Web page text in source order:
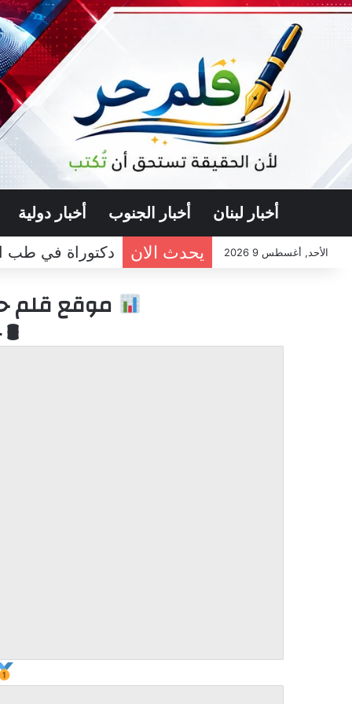
أخبار لبنان أخبار الجنوب أخبار دولية
الأحد, أغسطس 9 2026 يحدث الان
موقع قلم
🛢